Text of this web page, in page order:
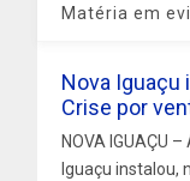
Matéria em
Nova Iguaçu
Crise por
NOVA IGUAÇU
Iguaçu instalou,